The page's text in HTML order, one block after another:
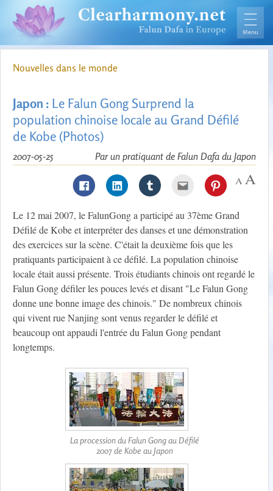
Nouvelles dans le monde
Japon : Le Falun Gong Surprend la
population chinoise locale au Grand Défilé
de Kobe (Photos)
Par un pratiquant de Falun Dafa du Japon
2007-05-25
Le 12 mai 2007, le FalunGong a participé au 37ème Grand
Défilé de Kobe et interpréter des danses et une démonstration
des exercices sur la scène. C'était la deuxième fois que les
pratiquants participaient à ce défilé. La population chinoise
locale était aussi présente. Trois étudiants chinois ont regardé le
Falun Gong défiler les pouces levés et disant "Le Falun Gong
donne une bonne image des chinois." De nombreux chinois
qui vivent rue Nanjing sont venus regarder le défilé et
beaucoup ont appaudi l'entrée du Falun Gong pendant
longtemps.
La procession du Falun Gong au Défilé
2007 de Kobe au Japon